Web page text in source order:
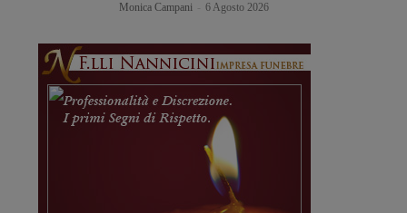
Monica Campani 6 Agosto 2026